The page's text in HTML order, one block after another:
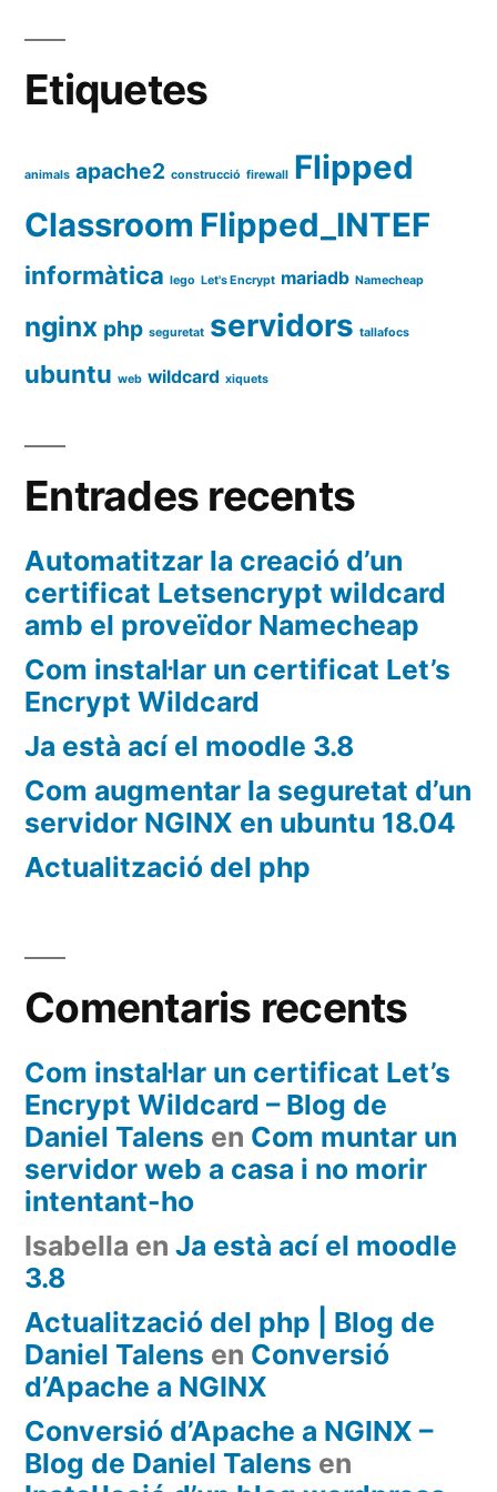
Etiquetes
animals apache2 construcció firewall Flipped
Classroom Flipped_INTEF
informàtica lego Let's Encrypt mariadb Namecheap
nginx php seguretat servidors tallafocs
ubuntu web wildcard xiquets
Entrades recents
Automatitzar la creació d’un
certificat Letsencrypt wildcard
amb el proveïdor Namecheap
Com instal·lar un certificat Let’s
Encrypt Wildcard
Ja està ací el moodle 3.8
Com augmentar la seguretat d’un
servidor NGINX en ubuntu 18.04
Actualització del php
Comentaris recents
Com instal·lar un certificat Let’s
Encrypt Wildcard – Blog de
Daniel Talens en Com muntar un
servidor web a casa i no morir
intentant-ho
Isabella en Ja està ací el moodle
3.8
Actualització del php | Blog de
Daniel Talens en Conversió
d’Apache a NGINX
Conversió d’Apache a NGINX –
Blog de Daniel Talens en